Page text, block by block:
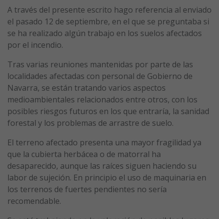
A través del presente escrito hago referencia al enviado
el pasado 12 de septiembre, en el que se preguntaba si
se ha realizado algún trabajo en los suelos afectados
por el incendio.
Tras varias reuniones mantenidas por parte de las
localidades afectadas con personal de Gobierno de
Navarra, se están tratando varios aspectos
medioambientales relacionados entre otros, con los
posibles riesgos futuros en los que entraría, la sanidad
forestal y los problemas de arrastre de suelo.
El terreno afectado presenta una mayor fragilidad ya
que la cubierta herbácea o de matorral ha
desaparecido, aunque las raíces siguen haciendo su
labor de sujeción. En principio el uso de maquinaria en
los terrenos de fuertes pendientes no sería
recomendable.